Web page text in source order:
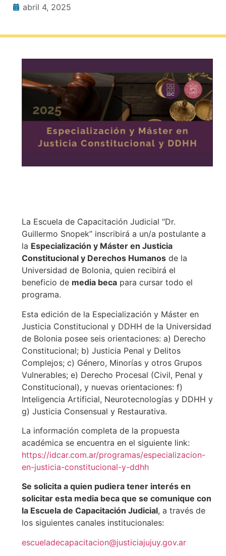
abril 4, 2025
La Escuela de Capacitación Judicial “Dr.
Guillermo Snopek” inscribirá a un/a postulante a
la Especialización y Máster en Justicia
Constitucional y Derechos Humanosde la
Universidad de Bolonia, quien recibirá el
beneficio de media becapara cursar todo el
programa.
Esta edición de la Especialización y Máster en
Justicia Constitucional y DDHH de la Universidad
de Bolonia posee seis orientaciones: a) Derecho
Constitucional; b) Justicia Penal y Delitos
Complejos; c) Género, Minorías y otros Grupos
Vulnerables; e) Derecho Procesal (Civil, Penal y
Constitucional), y nuevas orientaciones: f)
Inteligencia Artificial, Neurotecnologías y DDHH y
g) Justicia Consensual y Restaurativa.
La información completa de la propuesta
académica se encuentra en el siguiente link:
https://idcar.com.ar/programas/especializacion-
en-justicia-constitucional-y-ddhh
Se solicita a quien pudiera tener interés en
solicitar esta media beca que se comunique con
la Escuela de Capacitación Judicial, a través de
los siguientes canales institucionales:
escueladecapacitacion@justiciajujuy.gov.ar